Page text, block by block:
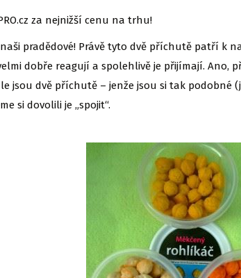
za nejnižší cenu na trhu!
pradědové! Právě tyto dvě příchutě patří k
dobře reagují a spolehlivě je přijímají. Ano,
jsou dvě příchutě – jenže jsou si tak
si dovolili je „spojit“.